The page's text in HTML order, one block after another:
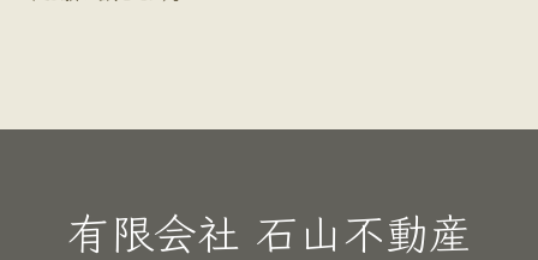
有限会社 石山不動産